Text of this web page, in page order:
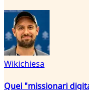
Wikichiesa
Quei "missionari